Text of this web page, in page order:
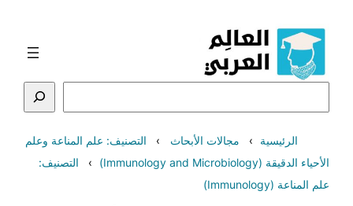
المحتوى
الرئيسية مجالات الأبحاث
التصنيف: علم المناعة وعلم
الأحياء الدقيقة (Immunology and Microbiology)
التصنيف:
علم المناعة (Immunology)